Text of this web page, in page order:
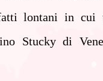
lontani in
Stucky di